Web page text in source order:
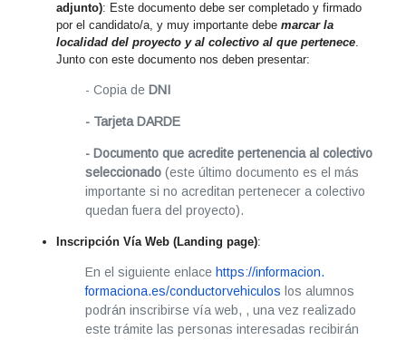
adjunto): Este documento debe ser completado y firmado
por el candidato/a, y muy importante debe marcar la
localidad del proyecto y al colectivo al que pertenece.
Junto con este documento nos deben presentar:
- Copia de DNI
- Tarjeta DARDE
- Documento que acredite pertenencia al colectivo
seleccionado (este último documento es el más
importante si no acreditan pertenecer a colectivo
quedan fuera del proyecto).
Inscripción Vía Web (Landing page):
En el siguiente enlace https://informacion.
formaciona.es/conductorvehiculos los alumnos
podrán inscribirse vía web, , una vez realizado
este trámite las personas interesadas recibirán